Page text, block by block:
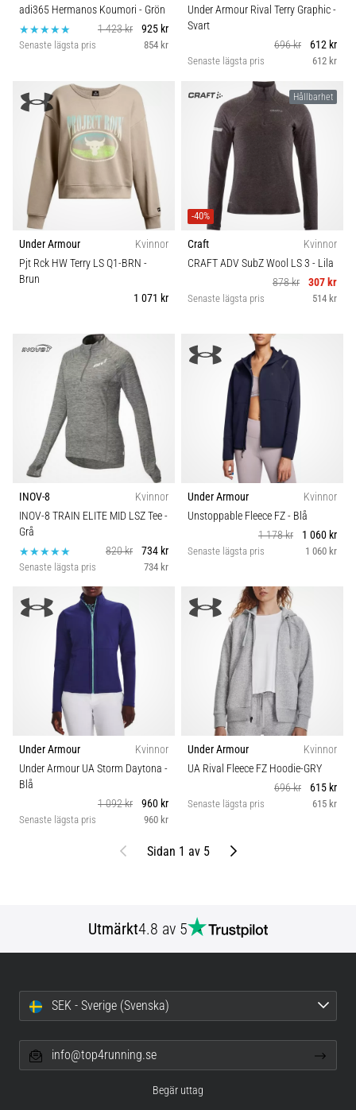
adi365 Hermanos Koumori - Grön
1 423 kr
925 kr
Senaste lägsta pris 854 kr
Under Armour Rival Terry Graphic-
Svart
696 kr
612 kr
Senaste lägsta pris 612 kr
Under Armour
Kvinnor
Pjt Rck HW Terry LS Q1-BRN -
Brun
1 071 kr
Hållbarhet
-40%
Craft
Kvinnor
CRAFT ADV SubZ Wool LS 3 - Lila
878 kr
307 kr
Senaste lägsta pris 514 kr
INOV-8
Kvinnor
INOV-8 TRAIN ELITE MID LSZ Tee-
Grå
820 kr
734 kr
Senaste lägsta pris 734 kr
Under Armour
Kvinnor
Unstoppable Fleece FZ- Blå
1 178 kr
1 060 kr
Senaste lägsta pris 1 060 kr
Under Armour
Kvinnor
Under Armour UA Storm Daytona -
Blå
1 092 kr
960 kr
Senaste lägsta pris 960 kr
Under Armour
Kvinnor
UA Rival Fleece FZ Hoodie-GRY
696 kr
615 kr
Senaste lägsta pris 615 kr
Föregående
Sidan 1 av 5 Nästa
Utmärkt4.8 av 5
SEK - Sverige (Svenska)
info@top4running.se
Begär uttag